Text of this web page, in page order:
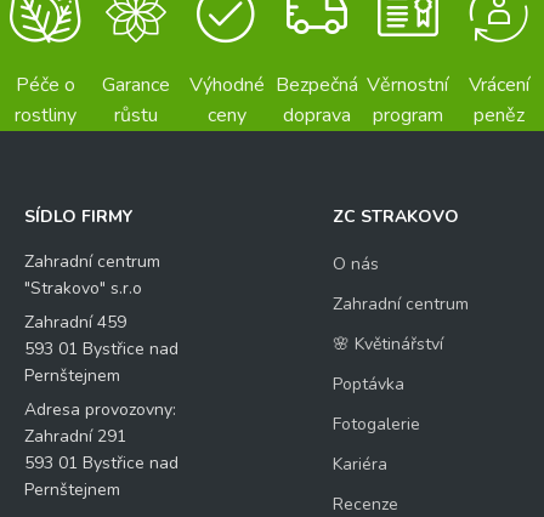
Péče o
rostliny
Garance
růstu
Výhodné
ceny
Bezpečná
doprava
Věrnostní
program
Vrácení
peněz
SÍDLO FIRMY
Zahradní centrum
"Strakovo" s.r.o
Zahradní 459
593 01 Bystřice nad
Pernštejnem
Adresa provozovny:
Zahradní 291
593 01 Bystřice nad
Pernštejnem
ZC STRAKOVO
O nás
Zahradní centrum
🌸 Květinářství
Poptávka
Fotogalerie
Kariéra
Recenze